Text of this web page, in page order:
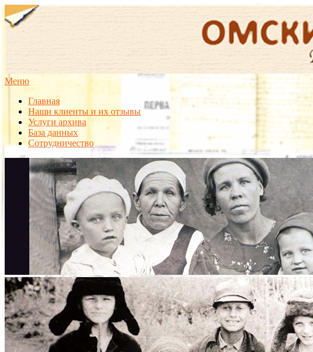
Меню
Главная
Наши клиенты и их отзывы
Услуги архива
База данных
Сотрудничество